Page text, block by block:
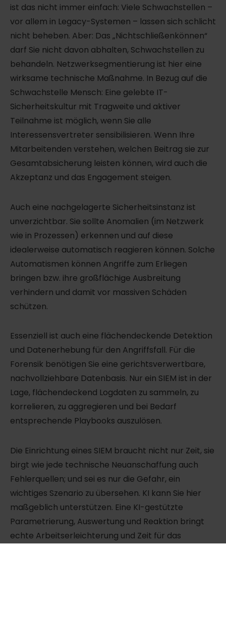
ist das nicht immer einfach: Viele Schwachstellen –
vor allem in Legacy-Systemen – lassen sich schlicht
nicht beheben. Aber: Das „Nichtschließenkönnen“
darf Sie nicht davon abhalten, Schwachstellen zu
behandeln. Netzwerksegmentierung ist hier eine
wirksame technische Maßnahme. In Bezug auf die
Schwachstelle Mensch: Eine gelebte IT-
Sicherheitskultur mit Tragweite und aktiver
Teilnahme ist möglich, wenn Sie alle
Interessensvertreter sensibilisieren. Wenn Ihre
Mitarbeitenden verstehen, welchen Beitrag sie zur
Gesamtabsicherung leisten können, wird auch die
Akzeptanz und das Engagement steigen.
Auch eine nachgelagerte Sicherheitsinstanz ist
unverzichtbar. Sie sollte Anomalien (im Netzwerk
wie in Prozessen) erkennen und auf diese
idealerweise automatisch reagieren können. Solche
Automatismen können Angriffe zum Erliegen
bringen bzw. ihre großflächige Ausbreitung
verhindern und damit vor massiven Schäden
schützen.
Essenziell ist auch eine flächendeckende Detektion
und Datenerhebung für den Angriffsfall. Für die
Forensik benötigen Sie eine gerichtsverwertbare,
nachvollziehbare Datenbasis. Nur ein SIEM ist in der
Lage, flächendeckend Logdaten zu sammeln, zu
korrelieren, zu aggregieren und bei Bedarf
entsprechende Playbooks auszulösen.
Die Einrichtung eines SIEM braucht nicht nur Zeit, sie
birgt wie jede technische Neuanschaffung auch
Fehlerquellen; und sei es nur die Gefahr, ein
wichtiges Szenario zu übersehen. KI kann Sie hier
maßgeblich unterstützen. Eine KI-gestützte
Parametrierung, Auswertung und Reaktion bringt
echte Arbeitserleichterung und Zeit für das